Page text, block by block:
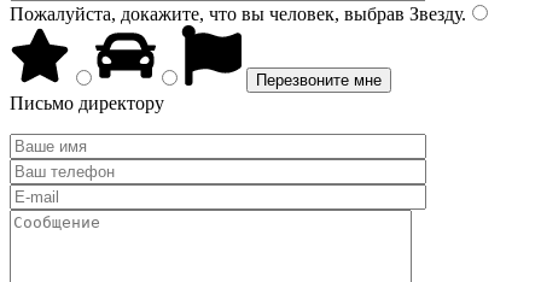
Пожалуйста, докажите, что вы человек, выбрав Звезду.
Письмо директору